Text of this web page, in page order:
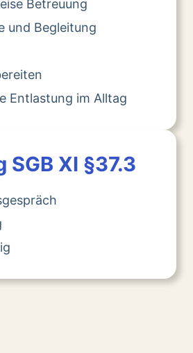
Betreuung
und Begleitung
Entlastung im Alltag
SGB XI §37.3